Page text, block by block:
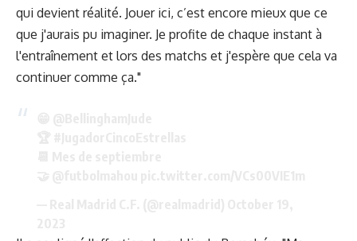
qui devient réalité. Jouer ici, c’est encore mieux que ce
que j'aurais pu imaginer. Je profite de chaque instant à
l'entraînement et lors des matchs et j'espère que cela va
continuer comme ça."